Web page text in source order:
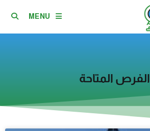
MENU
الفرص المتاحة